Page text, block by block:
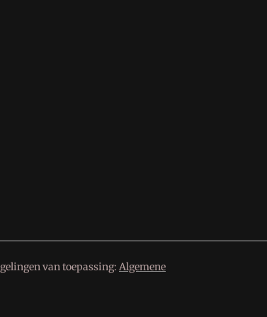
van toepassing: Algemene